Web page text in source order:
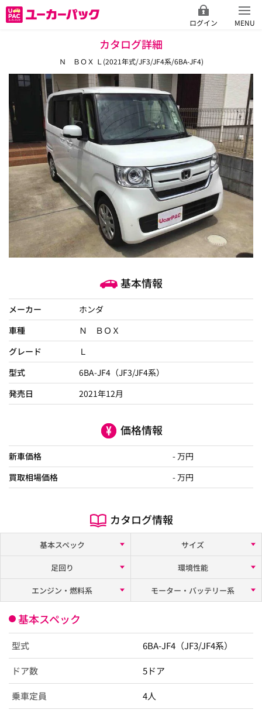
ログイン MENU
カタログ詳細
Ｎ ＢＯＸ Ｌ(2021年式/JF3/JF4系/6BA-JF4)
基本情報
メーカー
ホンダ
車種
Ｎ ＢＯＸ
グレード
Ｌ
型式
6BA-JF4（JF3/JF4系）
発売日
2021年12月
価格情報
新車価格
- 万円
買取相場価格
- 万円
カタログ情報
基本スペック
サイズ
足回り
環境性能
エンジン・燃料系
モーター・バッテリー系
基本スペック
型式 6BA-JF4（JF3/JF4系）
ドア数 5ドア
乗車定員 4人